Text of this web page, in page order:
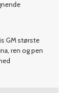
GM største
ren og pen